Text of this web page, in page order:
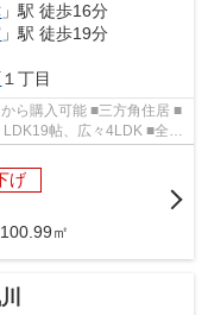
」駅 徒歩16分
」駅 徒歩19分
１丁目
ら購入可能 ■三方角住居 ■
帖、広々4LDK ■全居
げ
㎡